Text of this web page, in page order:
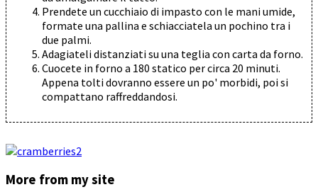
Prendete un cucchiaio di impasto con le mani umide,
formate una pallina e schiacciatela un pochino tra i
due palmi.
Adagiateli distanziati su una teglia con carta da forno.
Cuocete in forno a 180 statico per circa 20 minuti.
Appena tolti dovranno essere un po' morbidi, poi si
compattano raffreddandosi.
More from my site